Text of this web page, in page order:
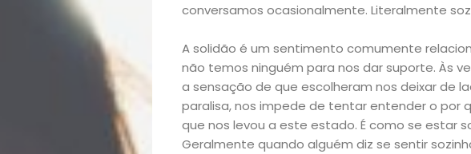
conversamos ocasionalmente. Literalmente
A solidão é um sentimento comumente
não temos ninguém para nos dar suporte. Às
a sensação de que escolheram nos deixar de
paralisa, nos impede de tentar entender o por
que nos levou a este estado. É como se estar
Geralmente quando alguém diz se sentir